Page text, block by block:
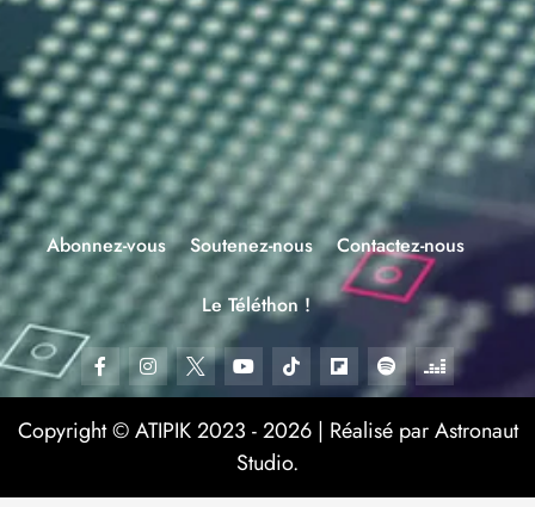
Abonnez-vous Soutenez-nous Contactez-nous
Le Téléthon !
Copyright © ATIPIK 2023 - 2026 | Réalisé par Astronaut
Studio.